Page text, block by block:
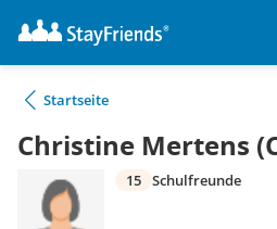
Startseite
Christine Mertens
15 Schulfreunde